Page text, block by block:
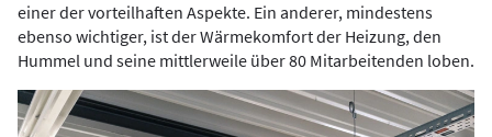
einer der vorteilhaften Aspekte. Ein anderer, mindestens
ebenso wichtiger, ist der Wärmekomfort der Heizung, den
Hummel und seine mittlerweile über 80 Mitarbeitenden loben.